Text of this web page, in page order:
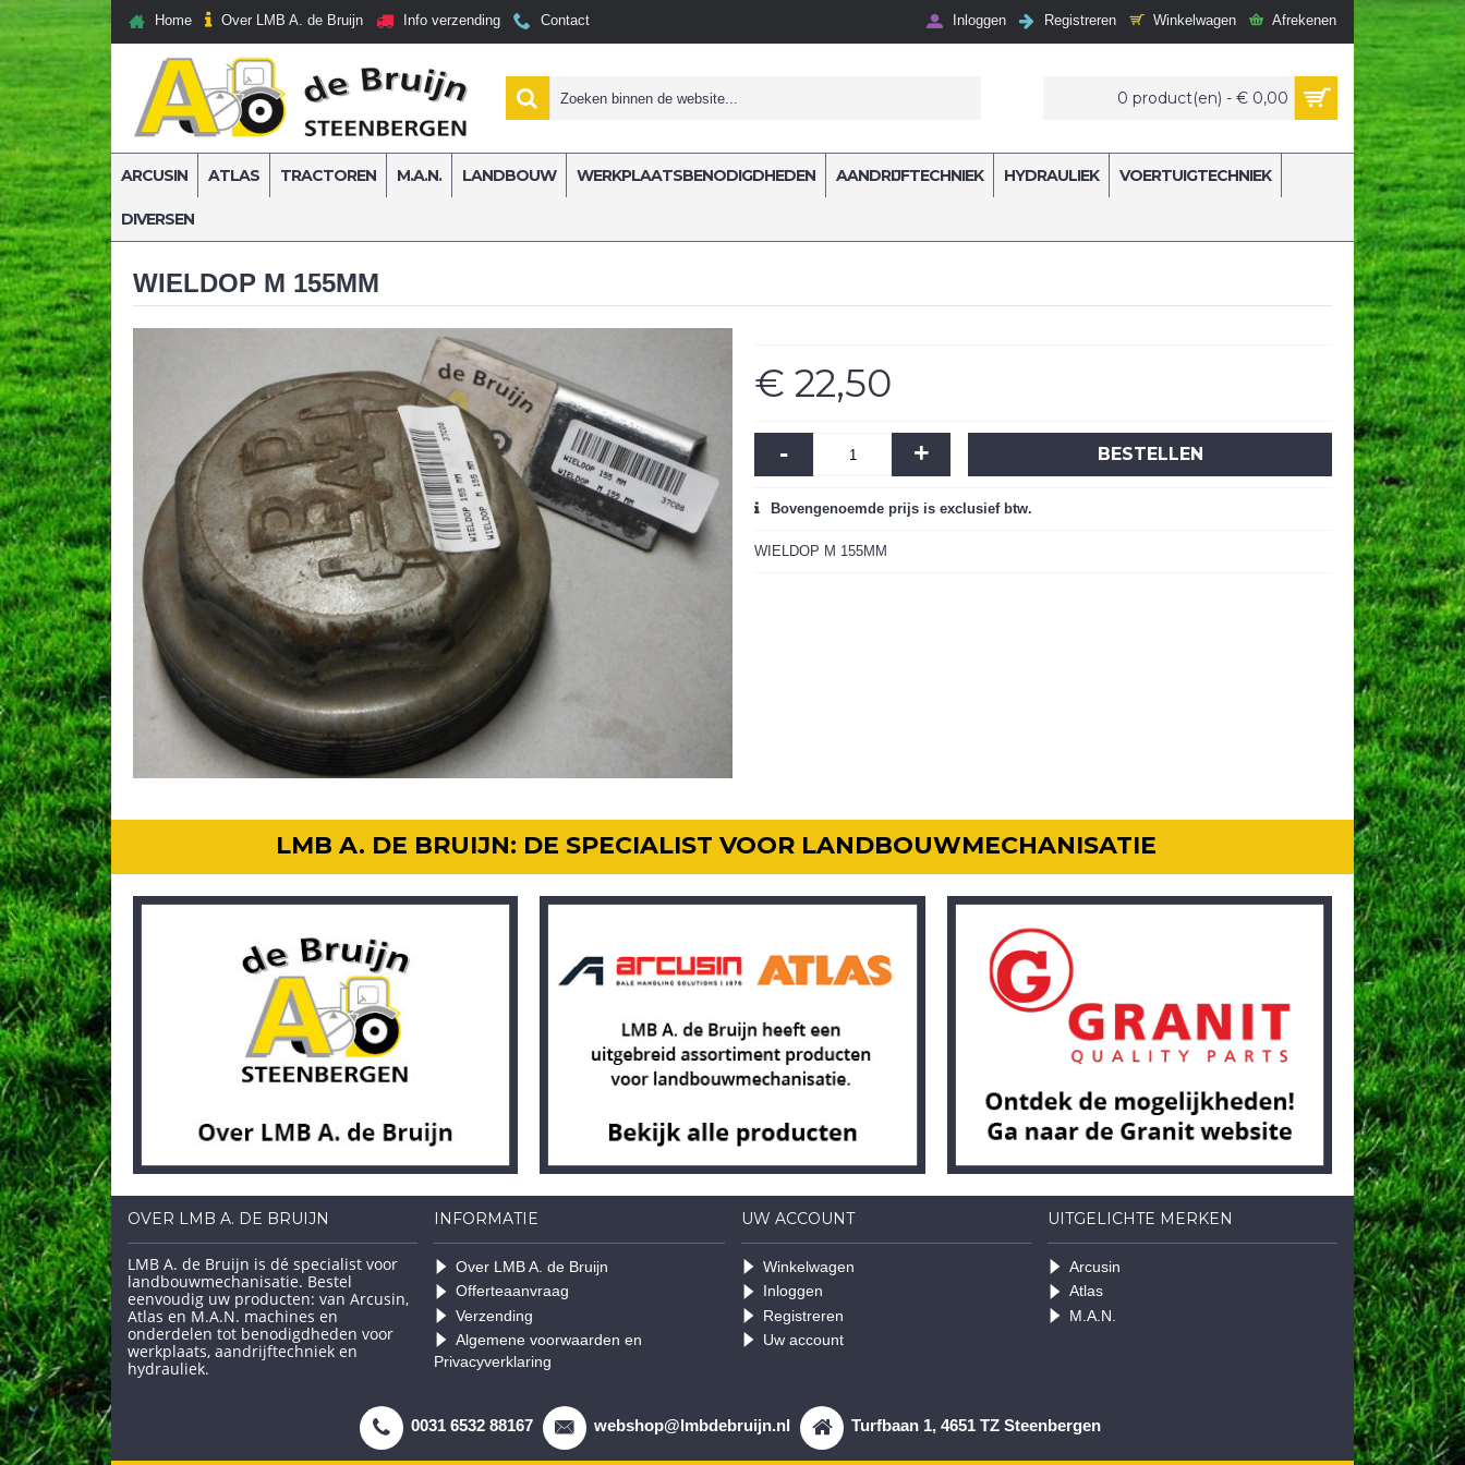
Home Over LMB A. de Bruijn Info verzending Contact Inloggen Registreren Winkelwagen Afrekenen
0 product(en) - € 0,00
ARCUSIN ATLAS TRACTOREN M.A.N. LANDBOUW WERKPLAATSBENODIGDHEDEN AANDRIJFTECHNIEK HYDRAULIEK VOERTUIGTECHNIEK
DIVERSEN
Home Diversen
WIELDOP M 155MM
€ 22,50
- + BESTELLEN
Bovengenoemde prijs is exclusief btw.
WIELDOP M 155MM
LMB A. DE BRUIJN: DE SPECIALIST VOOR LANDBOUWMECHANISATIE
OVER LMB A. DE BRUIJN
LMB A. de Bruijn is dé specialist voor
landbouwmechanisatie. Bestel
eenvoudig uw producten: van Arcusin,
Atlas en M.A.N. machines en
onderdelen tot benodigdheden voor
werkplaats, aandrijftechniek en
hydrauliek.
INFORMATIE
Over LMB A. de Bruijn
Offerteaanvraag
Verzending
Algemene voorwaarden en
Privacyverklaring
UW ACCOUNT
Winkelwagen
Inloggen
Registreren
Uw account
UITGELICHTE MERKEN
Arcusin
Atlas
M.A.N.
0031 6532 88167 webshop@lmbdebruijn.nl Turfbaan 1, 4651 TZ Steenbergen